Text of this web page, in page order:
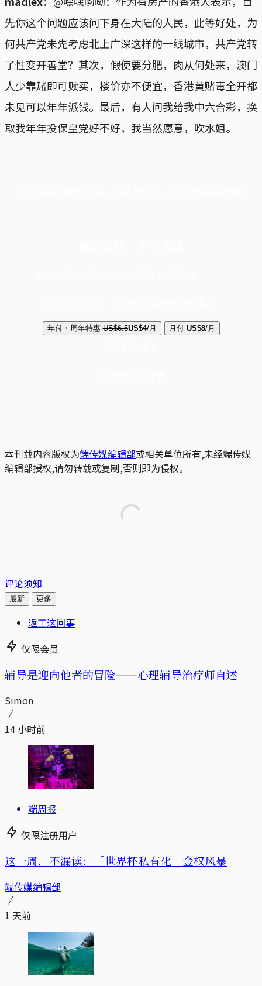
先你这个问题应该问下身在大陆的人民，此等好处，为
何共产党未先考虑北上广深这样的一线城市，共产党转
了性变开善堂？其次，假使要分肥，肉从何处来，澳门
人少靠赌即可赎买，楼价亦不便宜，香港黄赌毒全开都
未见可以年年派钱。最后，有人问我给我中六合彩，换
取我年年投保皇党好不好，我当然愿意，吹水姐。
年付・周年特惠 US$6.5US$4/月 月付 US$8/月
本刊载内容版权为端传媒编辑部或相关单位所有,未经端传媒
编辑部授权,请勿转载或复制,否则即为侵权。
评论须知
最新 更多
返工这回事
仅限会员
辅导是迎向他者的冒险——心理辅导治疗师自述
Simon
14 小时前
端周报
仅限注册用户
这一周，不漏读：「世界杯私有化」金权风暴
端传媒编辑部
1 天前